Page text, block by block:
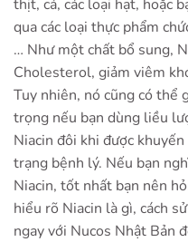
thịt, cá, các loại hạt, hoặc
qua các loại thực phẩm
… Như một chất bổ sung,
Cholesterol, giảm viêm
Tuy nhiên, nó cũng có thể
trọng nếu bạn dùng liều
Niacin đôi khi được
trạng bệnh lý. Nếu bạn
Niacin, tốt nhất bạn nên
hiểu rõ Niacin là gì, cách
ngay với Nucos Nhật Bản